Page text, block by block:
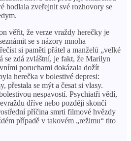
hodlala zveřejnit své rozhovory se
věřit, že verze vraždy herečky je
se s názory mnoha
si paměti přátel a manželů „velké
se zdá zvláštní, je fakt, že Marilyn
poruchami dokázala dožít
herečka v bolestivé depresi:
přestala se mýt a česat si vlasy.
nespavostí. Psychiatři vědí,
dříve nebo později skončí
příčina smrti filmové hvězdy
případě v takovém „režimu“ tito